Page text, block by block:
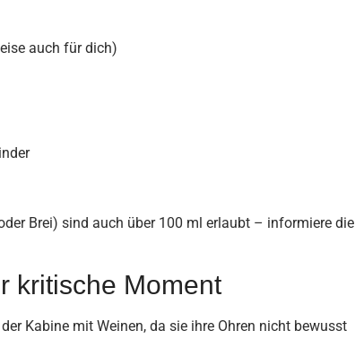
auch für dich)
Brei) sind auch über 100 ml erlaubt – informiere die
kritische Moment
Kabine mit Weinen, da sie ihre Ohren nicht bewusst